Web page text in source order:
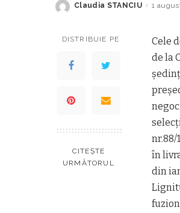
Posted
Claudia STANCIU 1
DISTRIBUIE PE
CITEȘTE
URMĂTORUL
Cele
de la
nr.88/
în
din